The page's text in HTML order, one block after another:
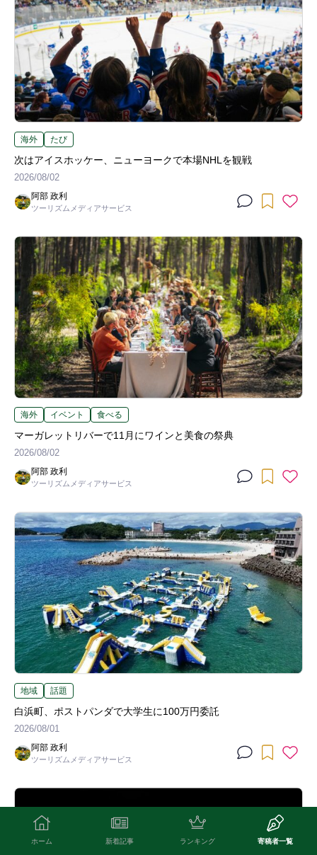
ホーム 新着記事 ランキング 寄稿者一覧
海外 たび
次はアイスホッケー、ニューヨークで本場NHLを観戦
2026/08/02
阿部 政利
ツーリズムメディアサービス
海外 イベント 食べる
マーガレットリバーで11月にワインと美食の祭典
2026/08/02
阿部 政利
ツーリズムメディアサービス
地域 話題
白浜町、ポストパンダで大学生に100万円委託
2026/08/01
阿部 政利
ツーリズムメディアサービス